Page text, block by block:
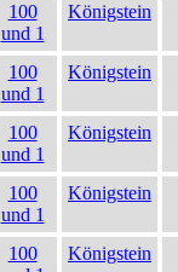
100
und 1
Königstein
100
und 1
Königstein
100
und 1
Königstein
100
und 1
Königstein
100
Königstein